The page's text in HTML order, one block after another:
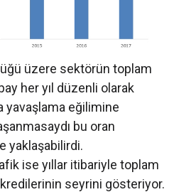
üzere sektörün toplam
her yıl düzenli olarak
yavaşlama eğilimine
bu oran
yaklaşabilirdi.
ise yıllar itibariyle toplam
seyrini gösteriyor.